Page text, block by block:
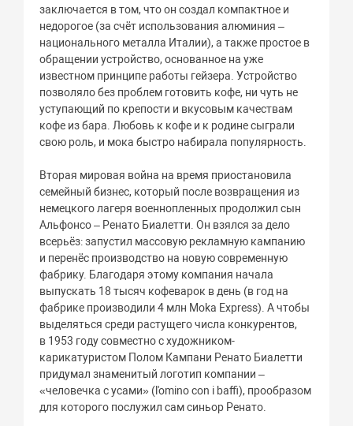
заключается в том, что он создал компактное и
недорогое (за счёт использования алюминия –
национального металла Италии), а также простое в
обращении устройство, основанное на уже
известном принципе работы гейзера. Устройство
позволяло без проблем готовить кофе, ни чуть не
уступающий по крепости и вкусовым качествам
кофе из бара. Любовь к кофе и к родине сыграли
свою роль, и мока быстро набирала популярность.
Вторая мировая война на время приостановила
семейный бизнес, который после возвращения из
немецкого лагеря военнопленных продолжил сын
Альфонсо – Ренато Биалетти. Он взялся за дело
всерьёз: запустил массовую рекламную кампанию
и перенёс производство на новую современную
фабрику. Благодаря этому компания начала
выпускать 18 тысяч кофеварок в день (в год на
фабрике производили 4 млн Moka Express). А чтобы
выделяться среди растущего числа конкурентов,
в 1953 году совместно с художником-
карикатуристом Полом Кампани Ренато Биалетти
придумал знаменитый логотип компании –
«человечка с усами» (l'omino con i baffi), прообразом
для которого послужил сам синьор Ренато.